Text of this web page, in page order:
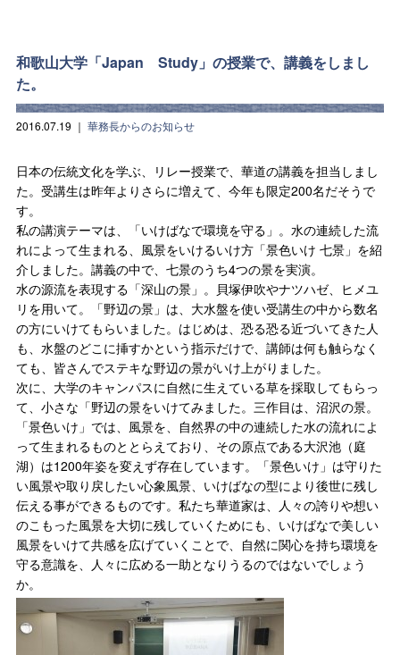
和歌山大学「Japan Study」の授業で、講義をしまし
た。
2016.07.19 ｜ 華務長からのお知らせ
日本の伝統文化を学ぶ、リレー授業で、華道の講義を担当しまし
た。受講生は昨年よりさらに増えて、今年も限定200名だそうで
す。
私の講演テーマは、「いけばなで環境を守る」。水の連続した流
れによって生まれる、風景をいけるいけ方「景色いけ 七景」を紹
介しました。講義の中で、七景のうち4つの景を実演。
水の源流を表現する「深山の景」。貝塚伊吹やナツハゼ、ヒメユ
リを用いて。「野辺の景」は、大水盤を使い受講生の中から数名
の方にいけてもらいました。はじめは、恐る恐る近づいてきた人
も、水盤のどこに挿すかという指示だけで、講師は何も触らなく
ても、皆さんでステキな野辺の景がいけ上がりました。
次に、大学のキャンパスに自然に生えている草を採取してもらっ
て、小さな「野辺の景をいけてみました。三作目は、沼沢の景。
「景色いけ」では、風景を、自然界の中の連続した水の流れによ
って生まれるものととらえており、その原点である大沢池（庭
湖）は1200年姿を変えず存在しています。「景色いけ」は守りた
い風景や取り戻したい心象風景、いけばなの型により後世に残し
伝える事ができるものです。私たち華道家は、人々の誇りや想い
のこもった風景を大切に残していくためにも、いけばなで美しい
風景をいけて共感を広げていくことで、自然に関心を持ち環境を
守る意識を、人々に広める一助となりうるのではないでしょう
か。